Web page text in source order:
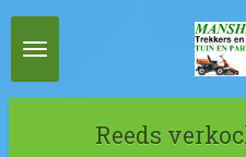
Ga
direct
naar
hoofdinhoudReeds